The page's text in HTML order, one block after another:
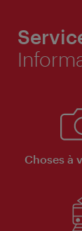
Choses à